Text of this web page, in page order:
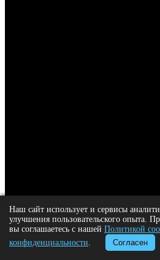
Наш сайт использует и сервисы
улучшения пользовательского опыта.
вы соглашаетесь с нашей Политикой
конфиденциальности. Согласен